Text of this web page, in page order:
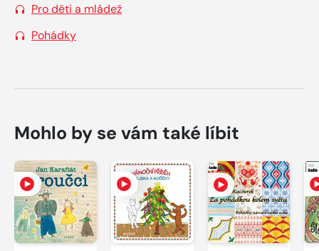
Pro děti a mládež
Pohádky
Mohlo by se vám také líbit